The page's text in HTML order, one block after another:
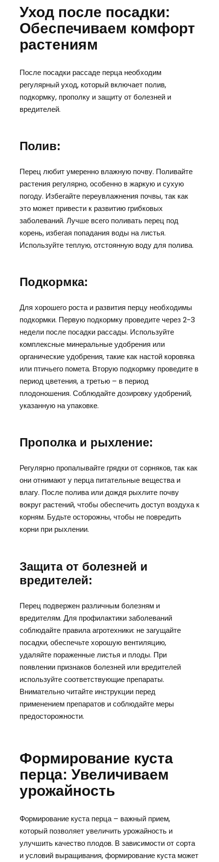
Уход после посадки:
Обеспечиваем комфорт
растениям
После посадки рассаде перца необходим
регулярный уход, который включает полив,
подкормку, прополку и защиту от болезней и
вредителей.
Полив:
Перец любит умеренно влажную почву. Поливайте
растения регулярно, особенно в жаркую и сухую
погоду. Избегайте переувлажнения почвы, так как
это может привести к развитию грибковых
заболеваний. Лучше всего поливать перец под
корень, избегая попадания воды на листья.
Используйте теплую, отстоянную воду для полива.
Подкормка:
Для хорошего роста и развития перцу необходимы
подкормки. Первую подкормку проведите через 2-3
недели после посадки рассады. Используйте
комплексные минеральные удобрения или
органические удобрения, такие как настой коровяка
или птичьего помета. Вторую подкормку проведите в
период цветения, а третью – в период
плодоношения. Соблюдайте дозировку удобрений,
указанную на упаковке.
Прополка и рыхление:
Регулярно пропалывайте грядки от сорняков, так как
они отнимают у перца питательные вещества и
влагу. После полива или дождя рыхлите почву
вокруг растений, чтобы обеспечить доступ воздуха к
корням. Будьте осторожны, чтобы не повредить
корни при рыхлении.
Защита от болезней и
вредителей:
Перец подвержен различным болезням и
вредителям. Для профилактики заболеваний
соблюдайте правила агротехники: не загущайте
посадки, обеспечьте хорошую вентиляцию,
удаляйте пораженные листья и плоды. При
появлении признаков болезней или вредителей
используйте соответствующие препараты.
Внимательно читайте инструкции перед
применением препаратов и соблюдайте меры
предосторожности.
Формирование куста
перца: Увеличиваем
урожайность
Формирование куста перца – важный прием,
который позволяет увеличить урожайность и
улучшить качество плодов. В зависимости от сорта
и условий выращивания, формирование куста может